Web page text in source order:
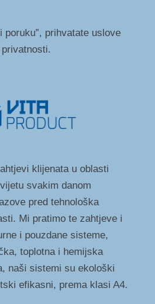
poruku”, prihvatate uslove
klijenata u oblasti
svakim danom
pred tehnološka
Mi pratimo te zahtjeve i
i pouzdane sisteme,
toplotna i hemijska
naši sistemi su ekološki
efikasni, prema klasi A4.